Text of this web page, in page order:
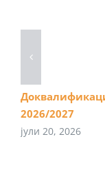
2026/2027
јули 20, 2026